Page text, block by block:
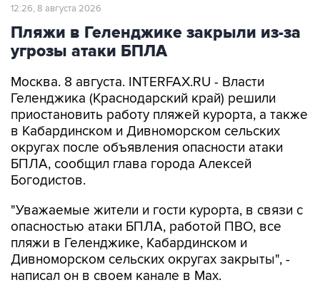
12:26, 8 августа 2026
Пляжи в Геленджике закрыли из-за
угрозы атаки БПЛА
Москва. 8 августа. INTERFAX.RU - Власти
Геленджика (Краснодарский край) решили
приостановить работу пляжей курорта, а также
в Кабардинском и Дивноморском сельских
округах после объявления опасности атаки
БПЛА, сообщил глава города Алексей
Богодистов.
"Уважаемые жители и гости курорта, в связи с
опасностью атаки БПЛА, работой ПВО, все
пляжи в Геленджике, Кабардинском и
Дивноморском сельских округах закрыты", -
написал он в своем канале в Max.